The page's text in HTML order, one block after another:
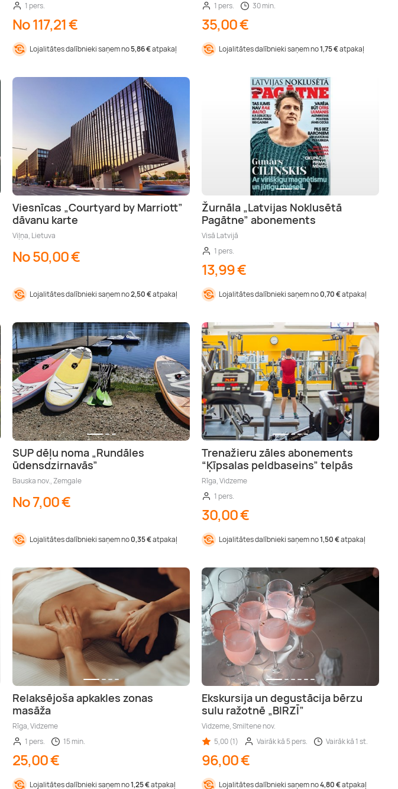
1 pers.
No 117,21 €
Lojalitātes dalībnieki saņem no5,86 €atpakaļ
1 pers.
30 min.
35,00 €
Lojalitātes dalībnieki saņem no1,75 €atpakaļ
Viesnīcas „Courtyard by Marriott”
dāvanu karte
Viļņa, Lietuva
No 50,00 €
Lojalitātes dalībnieki saņem no2,50 €atpakaļ
Žurnāla „Latvijas Noklusētā
Pagātne” abonements
Visā Latvijā
1 pers.
13,99 €
Lojalitātes dalībnieki saņem no0,70 €atpakaļ
SUP dēļu noma „Rundāles
ūdensdzirnavās”
Bauska nov., Zemgale
No 7,00 €
Lojalitātes dalībnieki saņem no0,35 €atpakaļ
Trenažieru zāles abonements
“Ķīpsalas peldbaseins” telpās
Rīga, Vidzeme
1 pers.
30,00 €
Lojalitātes dalībnieki saņem no1,50 €atpakaļ
Relaksējoša apkakles zonas
masāža
Rīga, Vidzeme
1 pers.
15 min.
25,00 €
Lojalitātes dalībnieki saņem no1,25 €atpakaļ
Ekskursija un degustācija bērzu
sulu ražotnē „BIRZĪ”
Vidzeme, Smiltene nov.
5,00 (1)
Vairāk kā 5 pers. Vairāk kā 1 st.
96,00 €
Lojalitātes dalībnieki saņem no4,80 €atpakaļ